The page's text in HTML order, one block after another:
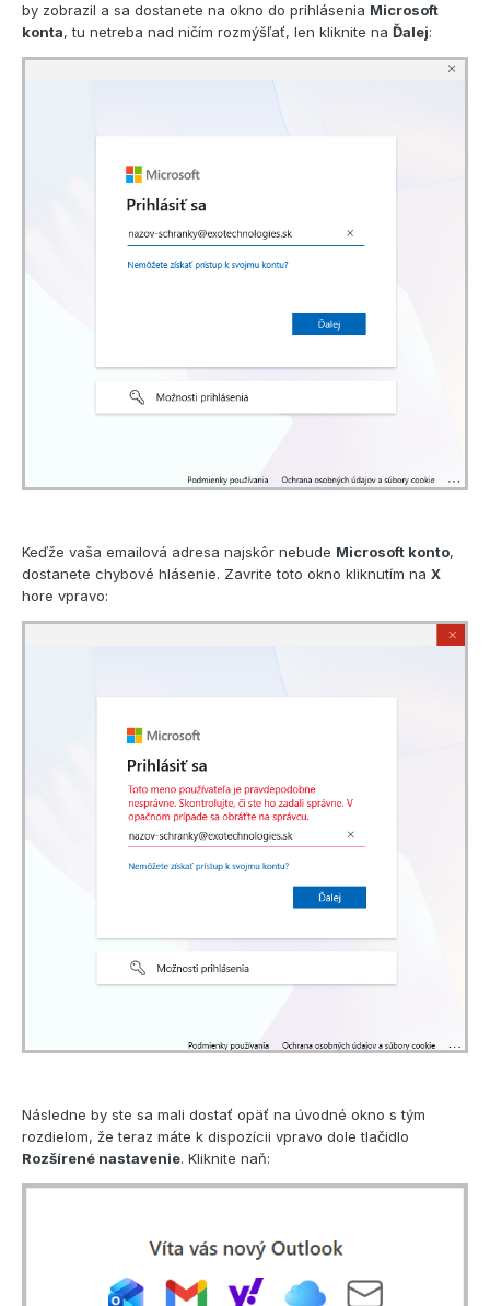
by zobrazil a sa dostanete na okno do prihlásenia Microsoft
konta, tu netreba nad ničím rozmýšľať, len kliknite na Ďalej:
Keďže vaša emailová adresa najskôr nebude Microsoft konto,
dostanete chybové hlásenie. Zavrite toto okno kliknutím na X
hore vpravo:
Následne by ste sa mali dostať opäť na úvodné okno s tým
rozdielom, že teraz máte k dispozícii vpravo dole tlačidlo
Rozšírené nastavenie. Kliknite naň: